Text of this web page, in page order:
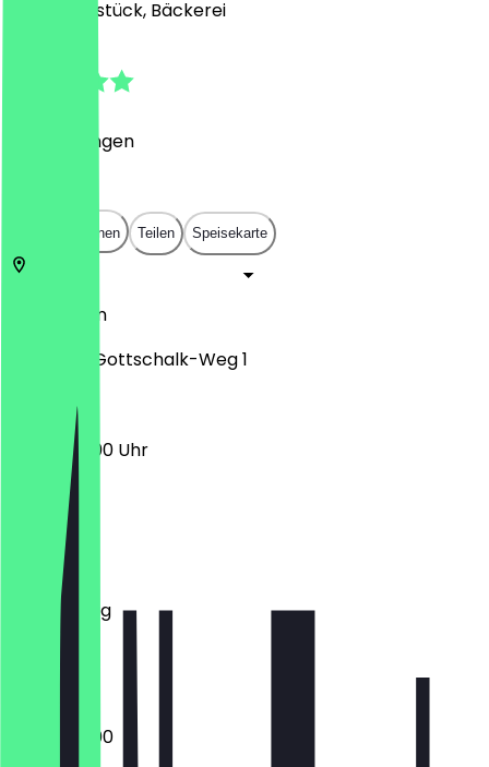
Café, Frühstück, Bäckerei
Bewertungen
In App öffnen Teilen Speisekarte
Berlin
Joachim-Gottschalk-Weg 1
06:30 - 19:00 Uhr
Montag
Dienstag
Mittwoch
Donnerstag
Freitag
06:30 - 19:00